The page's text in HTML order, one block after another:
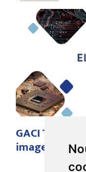
GACI
images